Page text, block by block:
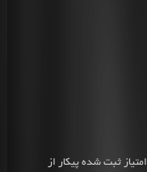
جنگ از پیکارمیانگین امتیاز 9.2 از 51 امتیاز ثبت شده پیکار از